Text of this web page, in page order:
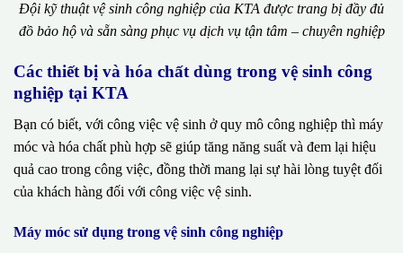
Đội kỹ thuật vệ sinh công nghiệp của KTA được trang bị đầy đủ
đồ bảo hộ và sẵn sàng phục vụ dịch vụ tận tâm – chuyên nghiệp
Các thiết bị và hóa chất dùng trong vệ sinh công
nghiệp tại KTA
Bạn có biết, với công việc vệ sinh ở quy mô công nghiệp thì máy
móc và hóa chất phù hợp sẽ giúp tăng năng suất và đem lại hiệu
quả cao trong công việc, đồng thời mang lại sự hài lòng tuyệt đối
của khách hàng đối với công việc vệ sinh.
Máy móc sử dụng trong vệ sinh công nghiệp